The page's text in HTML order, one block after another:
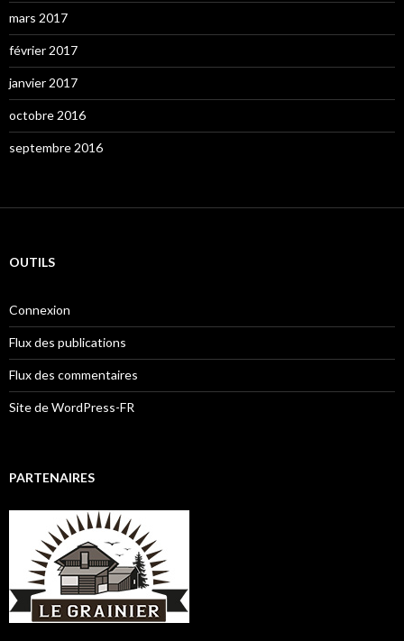
mars 2017
février 2017
janvier 2017
octobre 2016
septembre 2016
OUTILS
Connexion
Flux des publications
Flux des commentaires
Site de WordPress-FR
PARTENAIRES